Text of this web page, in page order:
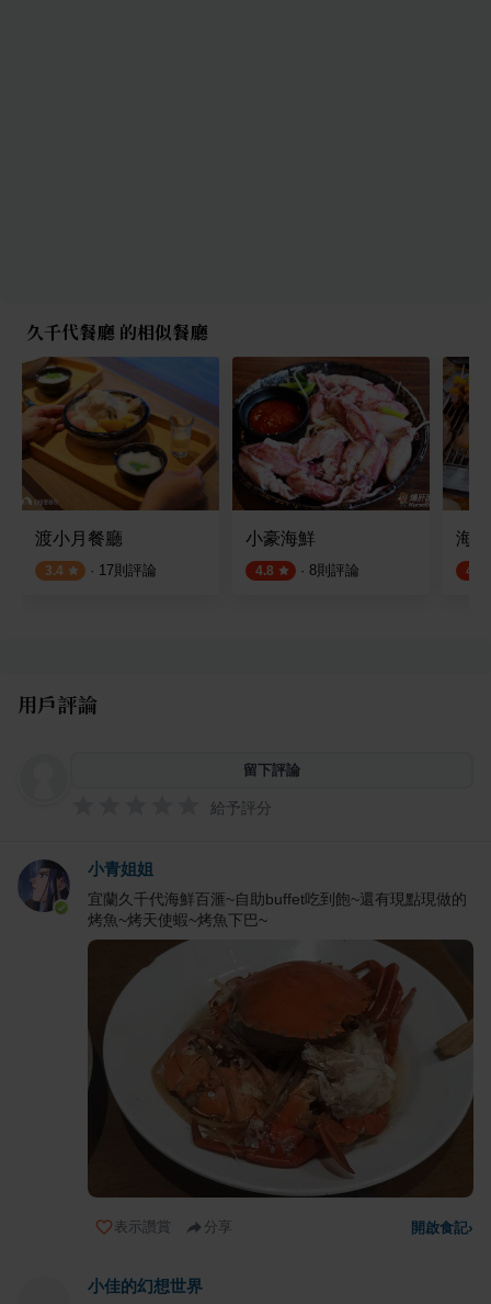
久千代餐廳 的相似餐廳
渡小月餐廳
3.4 · 17則評論
小豪海鮮
4.8 · 8則評論
海
4.5
用戶評論
留下評論
給予評分
小青姐姐
宜蘭久千代海鮮百滙~自助buffet吃到飽~還有現點現做的
烤魚~烤天使蝦~烤魚下巴~
表示讚賞 分享 開啟食記›
小佳的幻想世界